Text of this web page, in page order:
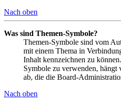
Nach oben
Was sind Themen-Symbole?
Themen-Symbole sind vom
mit einem Thema in
Inhalt kennzeichnen zu
Symbole zu verwenden, hängt
ab, die die Board-
Nach oben